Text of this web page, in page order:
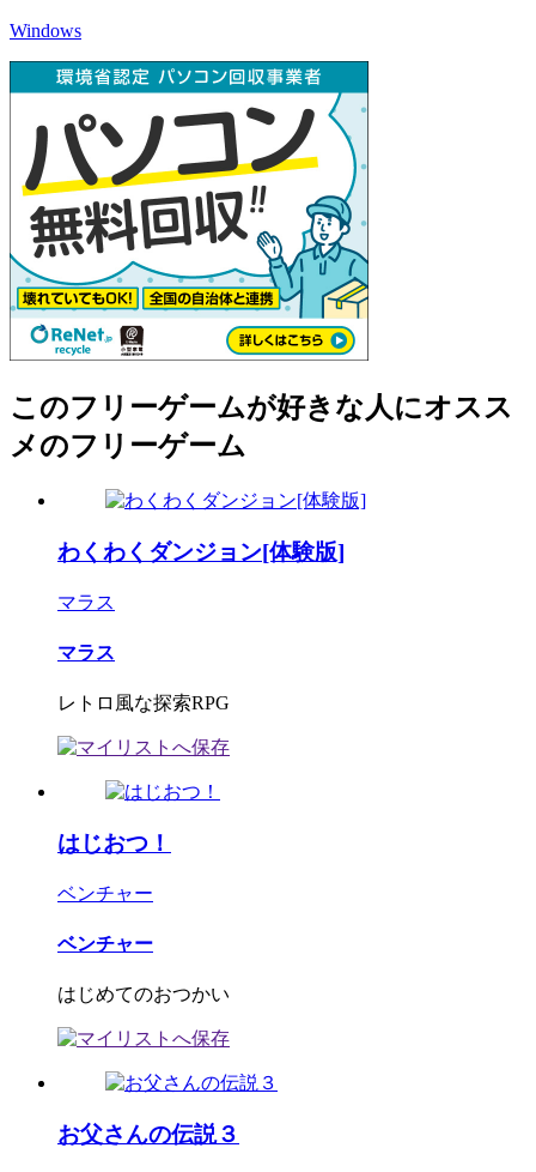
Windows
このフリーゲームが好きな人にオスス
メのフリーゲーム
わくわくダンジョン[体験版]
マラス
マラス
レトロ風な探索RPG
はじおつ！
ベンチャー
ベンチャー
はじめてのおつかい
お父さんの伝説３